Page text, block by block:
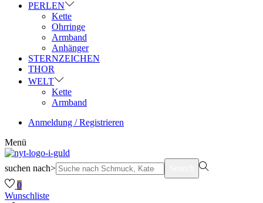
PERLEN
Kette
Ohrringe
Armband
Anhänger
STERNZEICHEN
THOR
WELT
Kette
Armband
Anmeldung / Registrieren
Menü
suchen nach>
0
Wunschliste